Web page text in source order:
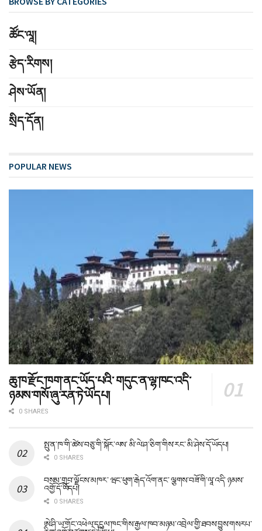
ཚོང༌ལཱ།
རྩེད་རིགས།
ཤེས་ཡོན།
སྲིད་དོན།
POPULAR NEWS
ཆུ་ཁ་རྫོང་ཁག་ནང་ཡོད་པའི་ གདུང་ན་ལྷ་ཁང་འདི་
ཉམས་གསོ་ཞུ་རན་ཏེ་ཡོདཔ།
0 SHARES
སྤུ་ན་ཁ་གི་ཚེས་བཅུ་གི་སྐོར་ལས་ མི་ལེ་ཤ་ཅིག་གིས་རང་ མི་ཤེས་དོ་ཡོདཔ།
0 SHARES
བསམ་གྲུབ་ལྗོངས་མཁར་ ཝང་ཕུག་རྒེད་འོག་ནང་ ལྕགས་བཟོ་གི་ལཱ་འདི་ ཉམས་
འགྱོ་དོ་ཡོདཔ།
0 SHARES
ཨེ་ཤི་ཡ་གོང་འཕེལ་དངུལ་ཁང་གིས་རྒྱལ་ཁབ་མཉམ་འབྲེལ་གྱི་ཐབས་བྱུས་གསརཔ་